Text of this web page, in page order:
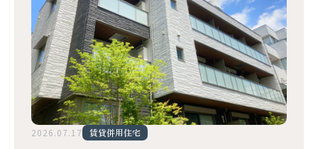
2026.07.17 賃貸併用住宅